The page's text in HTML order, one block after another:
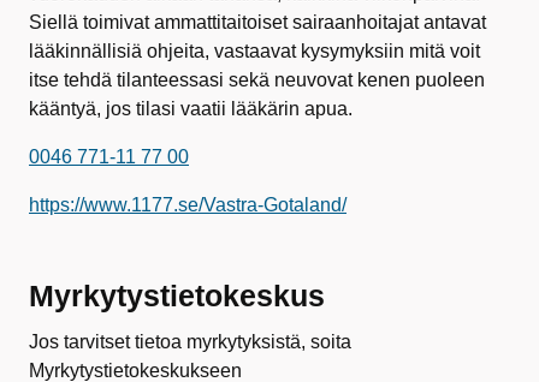
Siellä toimivat ammattitaitoiset sairaanhoitajat antavat
lääkinnällisiä ohjeita, vastaavat kysymyksiin mitä voit
itse tehdä tilanteessasi sekä neuvovat kenen puoleen
kääntyä, jos tilasi vaatii lääkärin apua.
0046 771-11 77 00
https://www.1177.se/Vastra-Gotaland/
Myrkytystietokeskus
Jos tarvitset tietoa myrkytyksistä, soita
Myrkytystietokeskukseen